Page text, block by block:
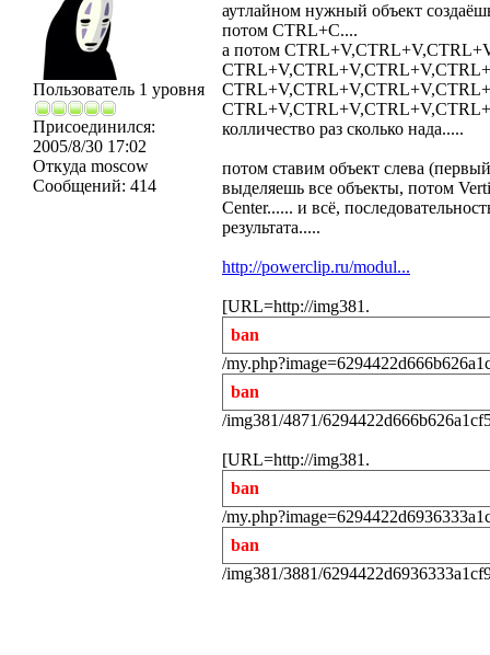
Пользователь 1 уровня
Присоединился:
2005/8/30 17:02
Откуда moscow
Сообщений: 414
аутлайном нужный объект
потом CTRL+C....
а потом
колличество раз сколько нада.....
потом ставим объект слева
выделяешь все объекты, потом
Center...... и всё,
результата.....
http://powerclip.ru/modul...
[URL=http://img381.
ban
/
ban
/img381/4871/
[URL=http://img381.
ban
/
ban
/img381/3881/